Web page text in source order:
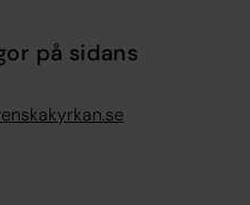
på sidans